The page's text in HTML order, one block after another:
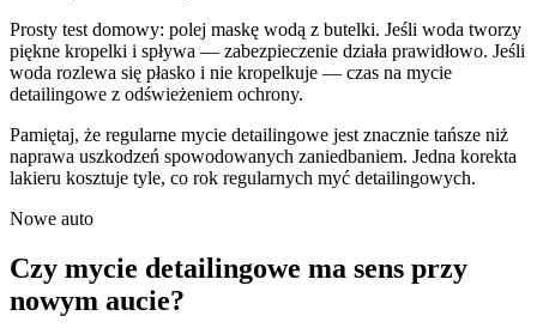
Prosty test domowy: polej maskę wodą z butelki. Jeśli woda tworzy
piękne kropelki i spływa — zabezpieczenie działa prawidłowo. Jeśli
woda rozlewa się płasko i nie kropelkuje — czas na mycie
detailingowe z odświeżeniem ochrony.
Pamiętaj, że regularne mycie detailingowe jest znacznie tańsze niż
naprawa uszkodzeń spowodowanych zaniedbaniem. Jedna korekta
lakieru kosztuje tyle, co rok regularnych myć detailingowych.
Nowe auto
Czy mycie detailingowe ma sens przy
nowym aucie?